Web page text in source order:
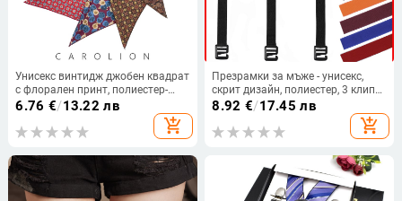
Унисекс винтидж джобен квадрат
с флорален принт, полиестер-
сатен, печат
6.76 €/13.22 лв
add_shopping_cart
Презрамки за мъже - унисекс,
скрит дизайн, полиестер, 3 клипа,
регулируема дължина, силна
8.92 €/17.45 лв
add_shopping_cart